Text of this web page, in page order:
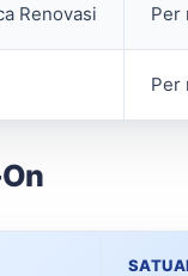
Renovasi Per
Per